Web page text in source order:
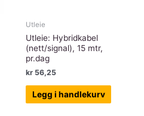
Utleie
Utleie: Hybridkabel
(nett/signal), 15 mtr,
pr.dag
kr 56,25
Legg i handlekurv